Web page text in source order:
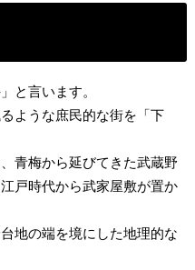
と言います。
ような庶民的な街を「下
青梅から延びてきた武蔵野
戸時代から武家屋敷が置か
地の端を境にした地理的な